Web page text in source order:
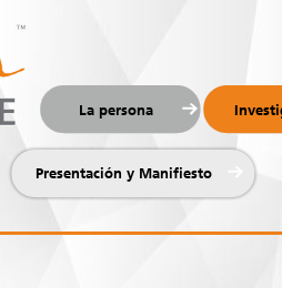
La persona
Presentación y Manifiesto